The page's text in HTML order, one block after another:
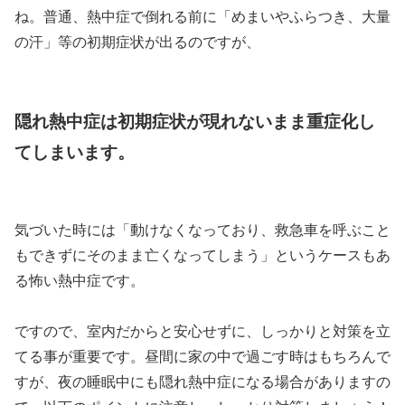
ね。普通、熱中症で倒れる前に「めまいやふらつき、大量
の汗」等の初期症状が出るのですが、
隠れ熱中症は初期症状が現れないまま重症化し
てしまいます。
気づいた時には「動けなくなっており、救急車を呼ぶこと
もできずにそのまま亡くなってしまう」というケースもあ
る怖い熱中症です。
ですので、室内だからと安心せずに、しっかりと対策を立
てる事が重要です。昼間に家の中で過ごす時はもちろんで
すが、夜の睡眠中にも隠れ熱中症になる場合がありますの